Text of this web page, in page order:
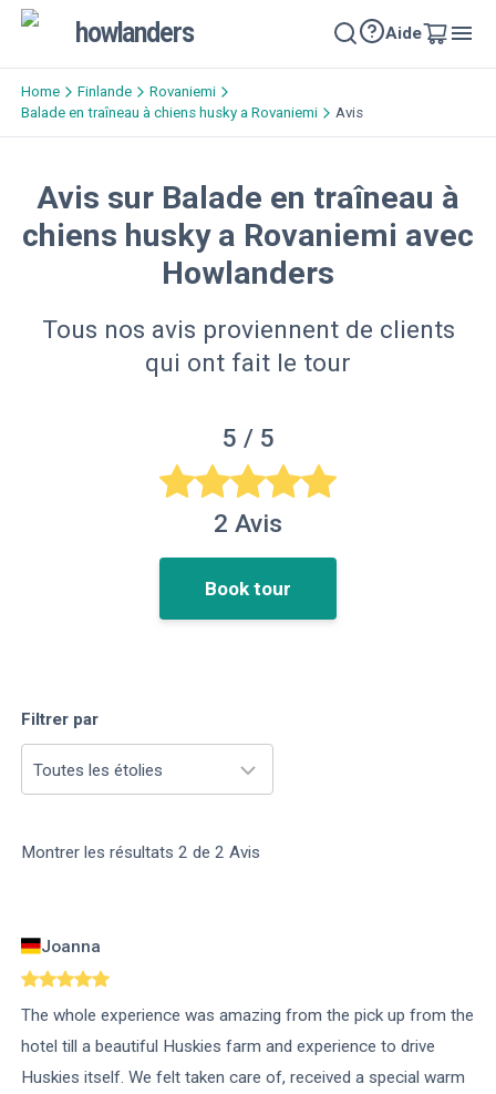
howlanders Aide
Home Finlande
Rovaniemi
Balade en traîneau à chiens husky a Rovaniemi
Avis
Avis sur Balade en traîneau à
chiens husky a Rovaniemi avec
Howlanders
Tous nos avis proviennent de clients
qui ont fait le tour
5 / 5
2 Avis
Book tour
Filtrer par
Toutes les étolies
Montrer les résultats 2 de 2 Avis
Joanna
The whole experience was amazing from the pick up from the
hotel till a beautiful Huskies farm and experience to drive
Huskies itself. We felt taken care of, received a special warm